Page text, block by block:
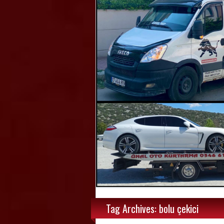
Tag Archives: bolu çekici